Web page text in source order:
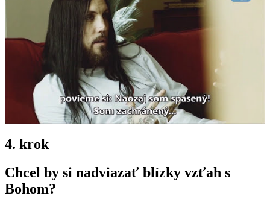
4. krok
Chcel by si nadviazať blízky vzťah s
Bohom?